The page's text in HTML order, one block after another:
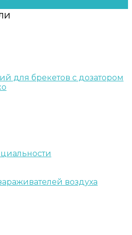
для брекетов с дозатором
воздуха